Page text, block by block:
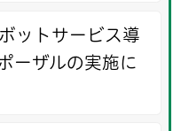
ットサービス導
ーザルの実施に